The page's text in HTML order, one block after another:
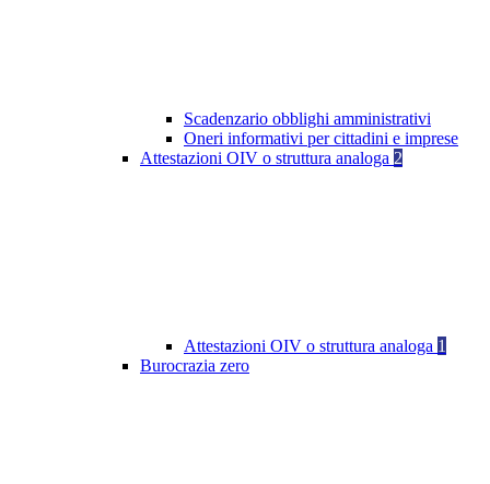
Scadenzario obblighi amministrativi
Oneri informativi per cittadini e imprese
Attestazioni OIV o struttura analoga 2
Attestazioni OIV o struttura analoga 1
Burocrazia zero